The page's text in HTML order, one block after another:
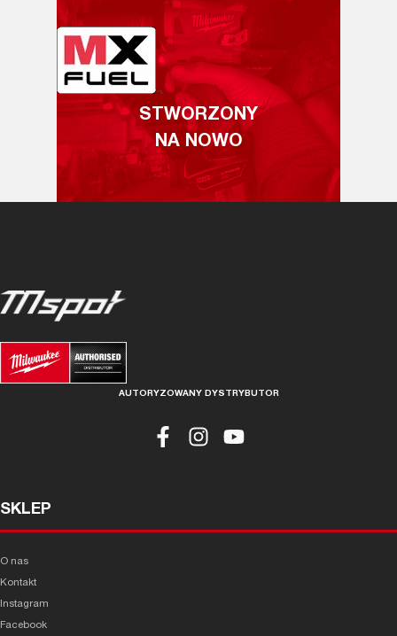
STWORZONY
NA NOWO
AUTORYZOWANY DYSTRYBUTOR
SKLEP
O nas
Kontakt
Instagram
Facebook